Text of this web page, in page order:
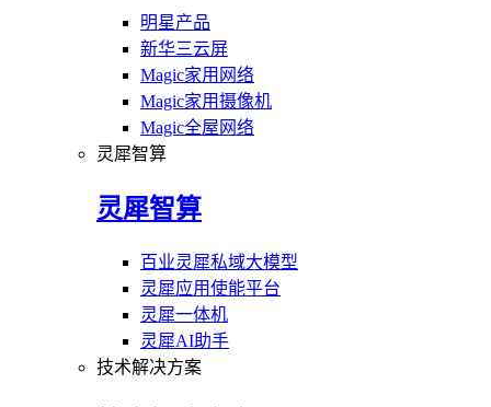
明星产品
新华三云屏
Magic家用网络
Magic家用摄像机
Magic全屋网络
灵犀智算
灵犀智算
百业灵犀私域大模型
灵犀应用使能平台
灵犀一体机
灵犀AI助手
技术解决方案